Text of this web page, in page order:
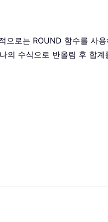
로는 ROUND 함수를 사
의 수식으로 반올림 후 합계